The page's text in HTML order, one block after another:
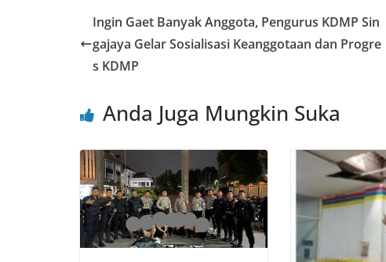
e
b
o
k
er l s
A
e
st
e
Ingin Gaet Banyak Anggota, Pengurus KDMP Sin
gajaya Gelar Sosialisasi Keanggotaan dan Progre
s KDMP
Anda Juga Mungkin Suka